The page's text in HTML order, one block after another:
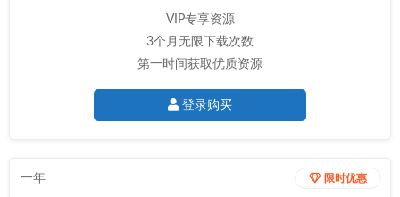
VIP专享资源
3个月无限下载次数
第一时间获取优质资源
登录购买
限时优惠
一年